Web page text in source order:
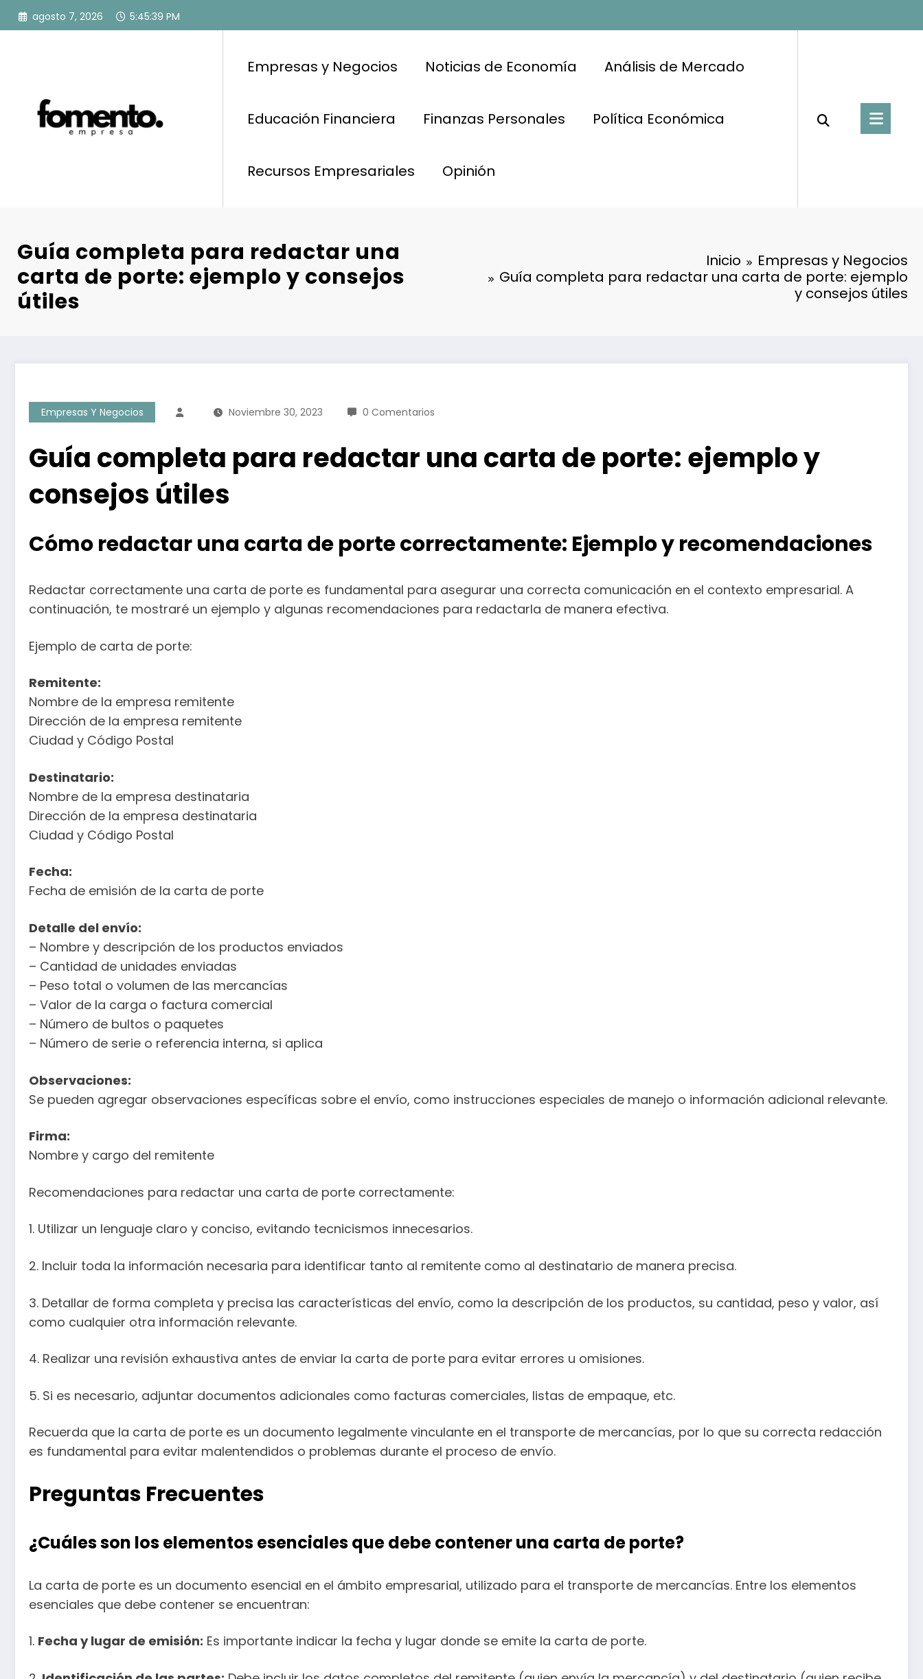
Saltar
agosto 7, 2026 5:45:40 PM
Empresas y Negocios Noticias de Economía Análisis de Mercado
Educación Financiera Finanzas Personales Política Económica
Recursos Empresariales Opinión
Guía completa para redactar una
carta de porte: ejemplo y consejos
útiles
Inicio
Empresas y Negocios
Guía completa para redactar una carta de porte: ejemplo
y consejos útiles
Empresas Y Negocios Noviembre 30, 2023 0 Comentarios
Guía completa para redactar una carta de porte: ejemplo y
consejos útiles
Cómo redactar una carta de porte correctamente: Ejemplo y recomendaciones
Redactar correctamente una carta de porte es fundamental para asegurar una correcta comunicación en el contexto empresarial. A
continuación, te mostraré un ejemplo y algunas recomendaciones para redactarla de manera efectiva.
Ejemplo de carta de porte:
Remitente:
Nombre de la empresa remitente
Dirección de la empresa remitente
Ciudad y Código Postal
Destinatario:
Nombre de la empresa destinataria
Dirección de la empresa destinataria
Ciudad y Código Postal
Fecha:
Fecha de emisión de la carta de porte
Detalle del envío:
– Nombre y descripción de los productos enviados
– Cantidad de unidades enviadas
– Peso total o volumen de las mercancías
– Valor de la carga o factura comercial
– Número de bultos o paquetes
– Número de serie o referencia interna, si aplica
Observaciones:
Se pueden agregar observaciones específicas sobre el envío, como instrucciones especiales de manejo o información adicional relevante.
Firma:
Nombre y cargo del remitente
Recomendaciones para redactar una carta de porte correctamente:
1. Utilizar un lenguaje claro y conciso, evitando tecnicismos innecesarios.
2. Incluir toda la información necesaria para identificar tanto al remitente como al destinatario de manera precisa.
3. Detallar de forma completa y precisa las características del envío, como la descripción de los productos, su cantidad, peso y valor, así
como cualquier otra información relevante.
4. Realizar una revisión exhaustiva antes de enviar la carta de porte para evitar errores u omisiones.
5. Si es necesario, adjuntar documentos adicionales como facturas comerciales, listas de empaque, etc.
Recuerda que la carta de porte es un documento legalmente vinculante en el transporte de mercancías, por lo que su correcta redacción
es fundamental para evitar malentendidos o problemas durante el proceso de envío.
Preguntas Frecuentes
¿Cuáles son los elementos esenciales que debe contener una carta de porte?
La carta de porte es un documento esencial en el ámbito empresarial, utilizado para el transporte de mercancías. Entre los elementos
esenciales que debe contener se encuentran:
1. Fecha y lugar de emisión: Es importante indicar la fecha y lugar donde se emite la carta de porte.